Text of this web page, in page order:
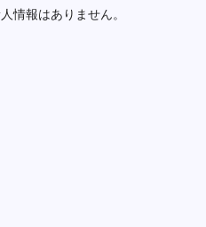
情報はありません。